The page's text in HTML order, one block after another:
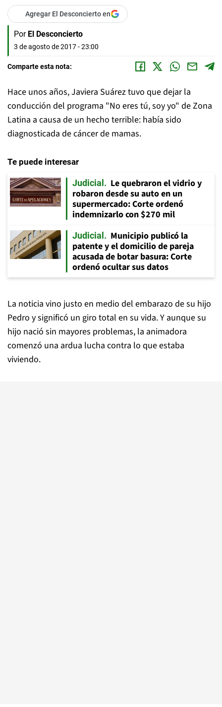
Agregar El Desconcierto en
Por El Desconcierto
3 de agosto de 2017 - 23:00
Comparte esta nota:
Hace unos años, Javiera Suárez tuvo que dejar la
conducción del programa "No eres tú, soy yo" de Zona
Latina a causa de un hecho terrible: había sido
diagnosticada de cáncer de mamas.
Te puede interesar
Judicial
Le quebraron el vidrio y
robaron desde su auto en un
supermercado: Corte ordenó
indemnizarlo con $270 mil
Judicial
Municipio publicó la
patente y el domicilio de pareja
acusada de botar basura: Corte
ordenó ocultar sus datos
La noticia vino justo en medio del embarazo de su hijo
Pedro y significó un giro total en su vida. Y aunque su
hijo nació sin mayores problemas, la animadora
comenzó una ardua lucha contra lo que estaba
viviendo.